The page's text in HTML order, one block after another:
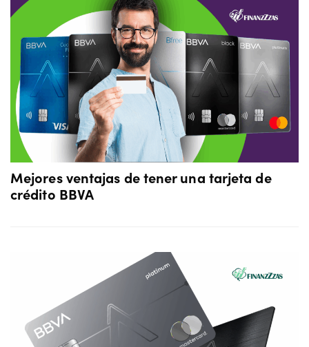
Mejores ventajas de tener una tarjeta de
crédito BBVA